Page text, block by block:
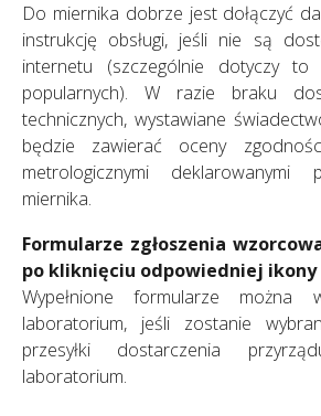
Do miernika dobrze jest dołączyć
instrukcję obsługi, jeśli nie są
internetu (szczególnie dotyczy to
popularnych). W razie braku
technicznych, wystawiane
będzie zawierać oceny
metrologicznymi deklarowanymi
miernika.
Formularze zgłoszenia
po kliknięciu odpowiedniej
Wypełnione formularze można
laboratorium, jeśli zostanie
przesyłki dostarczenia
laboratorium.